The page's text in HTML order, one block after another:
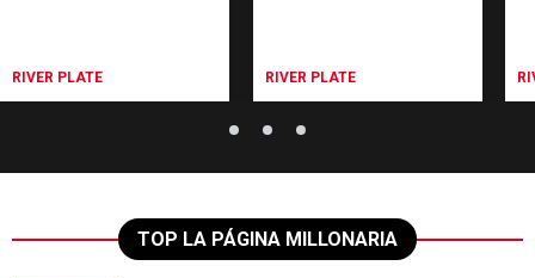
RIVER PLATE RIVER PLATE
TOP LA PÁGINA MILLONARIA